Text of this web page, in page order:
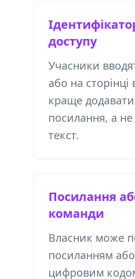
доступу
Учасники
або на сторінці
краще
посилання, а
текст.
Посилання
команди
Власник може
посиланням
цифровим